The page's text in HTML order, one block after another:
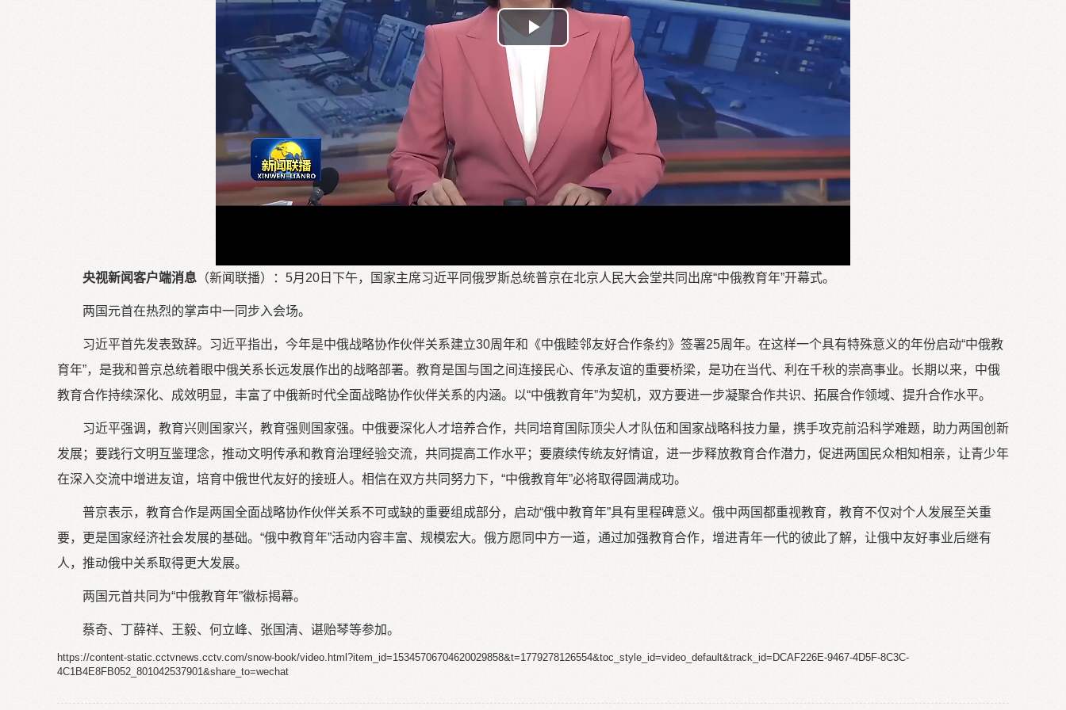
Play
Video
央视新闻客户端消息 （新闻联播）：5月20日下午，国家主席习近平同俄罗斯总统普京在北京人民大会堂共同出席“中俄教育年”开幕式。
两国元首在热烈的掌声中一同步入会场。
习近平首先发表致辞。习近平指出，今年是中俄战略协作伙伴关系建立30周年和《中俄睦邻友好合作条约》签署25周年。在这样一个具有特殊意义的年份启动“中俄教
育年”，是我和普京总统着眼中俄关系长远发展作出的战略部署。教育是国与国之间连接民心、传承友谊的重要桥梁，是功在当代、利在千秋的崇高事业。长期以来，中俄
教育合作持续深化、成效明显，丰富了中俄新时代全面战略协作伙伴关系的内涵。以“中俄教育年”为契机，双方要进一步凝聚合作共识、拓展合作领域、提升合作水平。
习近平强调，教育兴则国家兴，教育强则国家强。中俄要深化人才培养合作，共同培育国际顶尖人才队伍和国家战略科技力量，携手攻克前沿科学难题，助力两国创新
发展；要践行文明互鉴理念，推动文明传承和教育治理经验交流，共同提高工作水平；要赓续传统友好情谊，进一步释放教育合作潜力，促进两国民众相知相亲，让青少年
在深入交流中增进友谊，培育中俄世代友好的接班人。相信在双方共同努力下，“中俄教育年”必将取得圆满成功。
普京表示，教育合作是两国全面战略协作伙伴关系不可或缺的重要组成部分，启动“俄中教育年”具有里程碑意义。俄中两国都重视教育，教育不仅对个人发展至关重
要，更是国家经济社会发展的基础。“俄中教育年”活动内容丰富、规模宏大。俄方愿同中方一道，通过加强教育合作，增进青年一代的彼此了解，让俄中友好事业后继有
人，推动俄中关系取得更大发展。
两国元首共同为“中俄教育年”徽标揭幕。
蔡奇、丁薛祥、王毅、何立峰、张国清、谌贻琴等参加。
https://content-static.cctvnews.cctv.com/snow-book/video.html?item_id=15345706704620029858&t=1779278126554&toc_style_id=video_default&track_id=DCAF226E-9467-4D5F-8C3C-
4C1B4E8FB052_801042537901&share_to=wechat